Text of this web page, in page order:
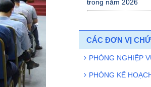
Kế hoạch tổ chức
Kết quả rà soát
phát triển công
Nam: Nền tảng
CÁC ĐƠN VỊ
PHÒNG NGHIỆP
PHÒNG KẾ